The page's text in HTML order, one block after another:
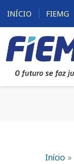
INÍCIO FIEMG
Início »